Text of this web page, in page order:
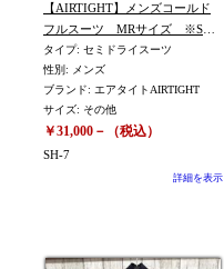
【AIRTIGHT】メンズコールド
フルスーツ MRサイズ ※SH‐
7
タイプ: セミドライスーツ
性別: メンズ
ブランド: エアタイトAIRTIGHT
サイズ: その他
￥31,000－（税込）
SH-7
詳細を表示